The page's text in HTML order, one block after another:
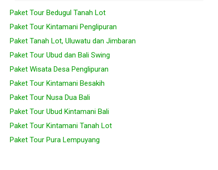
Paket Tour Bedugul Tanah Lot
Paket Tour Kintamani Penglipuran
Paket Tanah Lot, Uluwatu dan Jimbaran
Paket Tour Ubud dan Bali Swing
Paket Wisata Desa Penglipuran
Paket Tour Kintamani Besakih
Paket Tour Nusa Dua Bali
Paket Tour Ubud Kintamani Bali
Paket Tour Kintamani Tanah Lot
Paket Tour Pura Lempuyang